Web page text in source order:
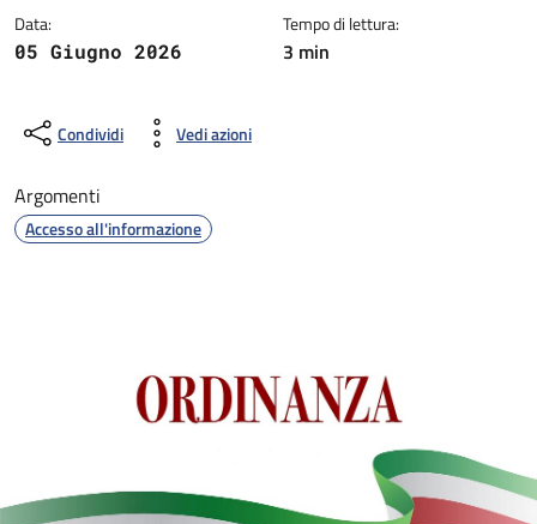
Data:
05 Giugno 2026
Tempo di lettura:
3 min
Condividi Vedi azioni
Argomenti
Accesso all'informazione